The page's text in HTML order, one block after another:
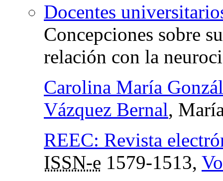
Docentes
Concepciones sobre
relación con la
Carolina María
Vázquez Bernal,
REEC: Revista
ISSN-e 1579-1513,